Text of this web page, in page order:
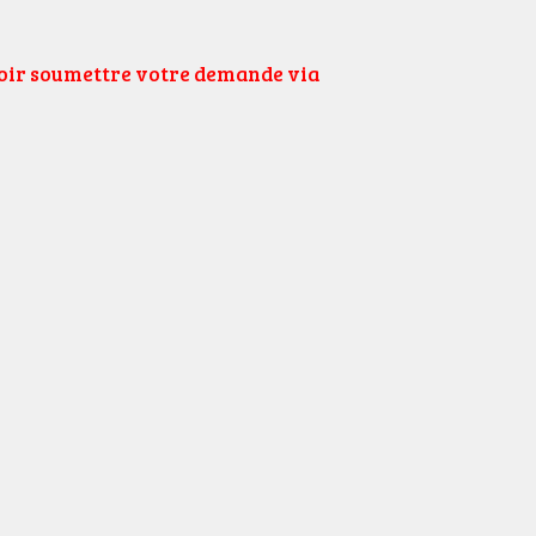
soumettre votre demande via